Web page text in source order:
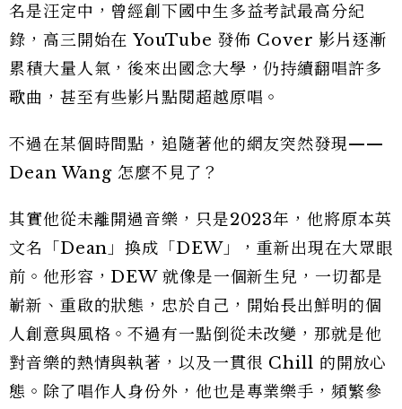
名是汪定中，曾經創下國中生多益考試最高分紀
錄，高三開始在 YouTube 發佈 Cover 影片逐漸
累積大量人氣，後來出國念大學，仍持續翻唱許多
歌曲，甚至有些影片點閱超越原唱。
不過在某個時間點，追隨著他的網友突然發現——
Dean Wang 怎麼不見了？
其實他從未離開過音樂，只是2023年，他將原本英
文名「Dean」換成「DEW」，重新出現在大眾眼
前。他形容，DEW 就像是一個新生兒，一切都是
嶄新、重啟的狀態，忠於自己，開始長出鮮明的個
人創意與風格。不過有一點倒從未改變，那就是他
對音樂的熱情與執著，以及一貫很 Chill 的開放心
態。除了唱作人身份外，他也是專業樂手，頻繁參